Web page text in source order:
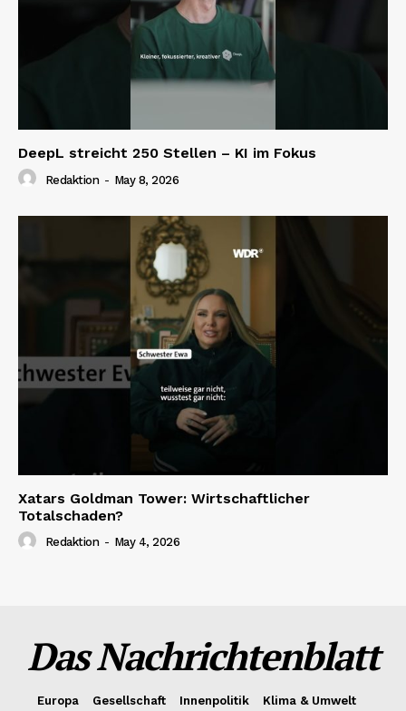
DeepL streicht 250 Stellen – KI im Fokus
Redaktion - May 8, 2026
Xatars Goldman Tower: Wirtschaftlicher
Totalschaden?
Redaktion - May 4, 2026
Das Nachrichtenblatt
Europa Gesellschaft Innenpolitik Klima & Umwelt